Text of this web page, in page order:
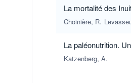
La mortalité des
Choinière, R.
La paléonutrition.
Katzenberg, A.